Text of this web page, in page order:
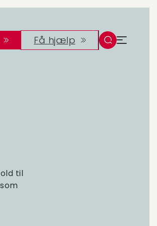
Få hjælp
til